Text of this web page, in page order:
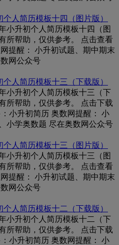
个人简历模板十四（图片版）
小升初个人简历模板十四（图
所帮助，仅供参考。 点击查看
提醒： 小升初试题、期中期末
网公众号
个人简历模板十三（下载版）
小升初个人简历模板十三（下
所帮助，仅供参考。 点击下载
小升初简历 奥数网提醒： 小
小学奥数题 尽在奥数网公众号
个人简历模板十三（图片版）
小升初个人简历模板十三（图
所帮助，仅供参考。 点击查看
提醒： 小升初试题、期中期末
网公众号
个人简历模板十二（下载版）
小升初个人简历模板十二（下
所帮助，仅供参考。 点击下载
小升初简历 奥数网提醒： 小